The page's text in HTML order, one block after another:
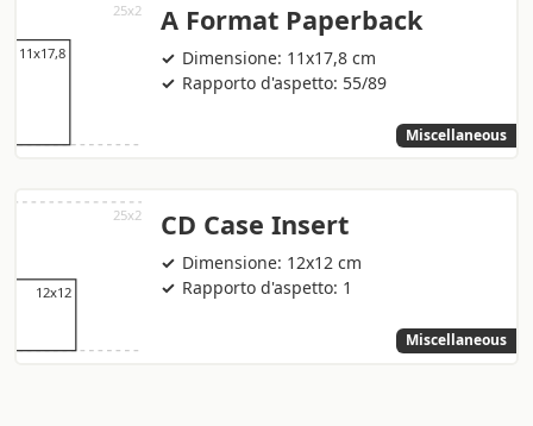
A Format Paperback
Dimensione: 11x17,8 cm
Rapporto d'aspetto: 55/89
Miscellaneous
CD Case Insert
Dimensione: 12x12 cm
Rapporto d'aspetto: 1
Miscellaneous